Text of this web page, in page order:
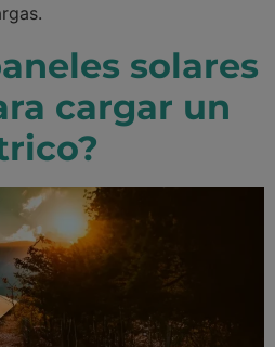
solares
cargar un